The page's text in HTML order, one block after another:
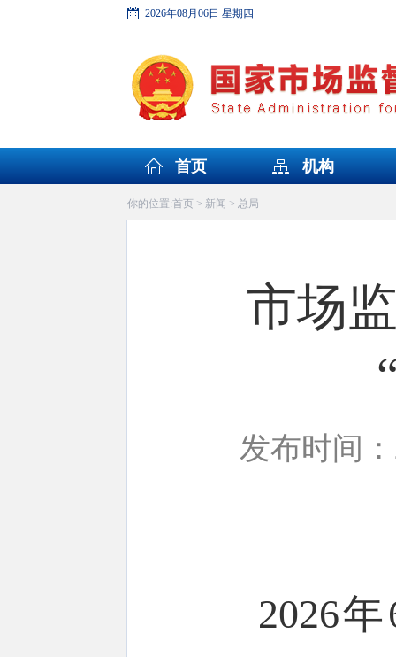
2026年08月06日 星期四
首页 机构
你的位置:首页> 新闻 > 总局
市场
发布时间
2026